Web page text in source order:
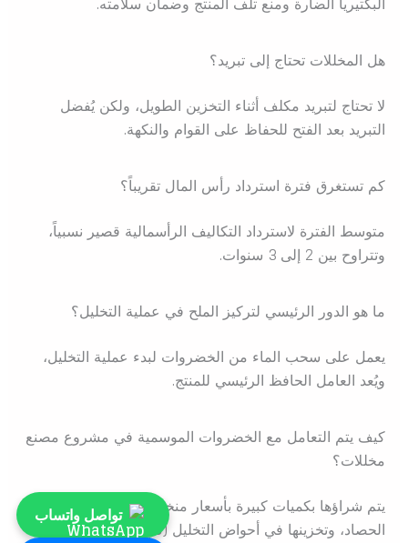
هل المخللات تحتاج إلى تبريد؟
لا تحتاج لتبريد مكلف أثناء التخزين الطويل، ولكن يُفضل
التبريد بعد الفتح للحفاظ على القوام والنكهة.
كم تستغرق فترة استرداد رأس المال تقريباً؟
متوسط الفترة لاسترداد التكاليف الرأسمالية قصير نسبياً،
وتتراوح بين 2 إلى 3 سنوات.
ما هو الدور الرئيسي لتركيز الملح في عملية التخليل؟
يعمل على سحب الماء من الخضروات لبدء عملية التخليل،
ويُعد العامل الحافظ الرئيسي للمنتج.
كيف يتم التعامل مع الخضروات الموسمية في مشروع مصنع
مخللات؟
يتم شراؤها بكميات كبيرة بأسعار منخفضة في مواسم
الحصاد، وتخزينها في أحواض التخليل (في شكل مخلل)
تواصل واتساب